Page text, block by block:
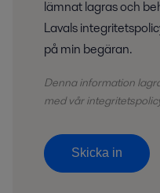
lämnat lagras och
Lavals
på min begäran.
Denna information
med vår
Skicka in